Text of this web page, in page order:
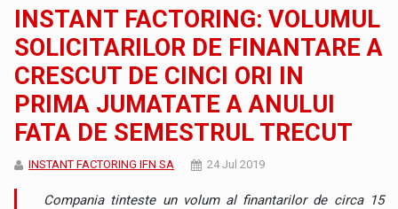
INSTANT FACTORING: VOLUMUL
SOLICITARILOR DE FINANTARE A
CRESCUT DE CINCI ORI IN
PRIMA JUMATATE A ANULUI
FATA DE SEMESTRUL TRECUT
INSTANT FACTORING IFN SA 24 Jul 2019
Compania tinteste un volum al finantarilor de circa 15